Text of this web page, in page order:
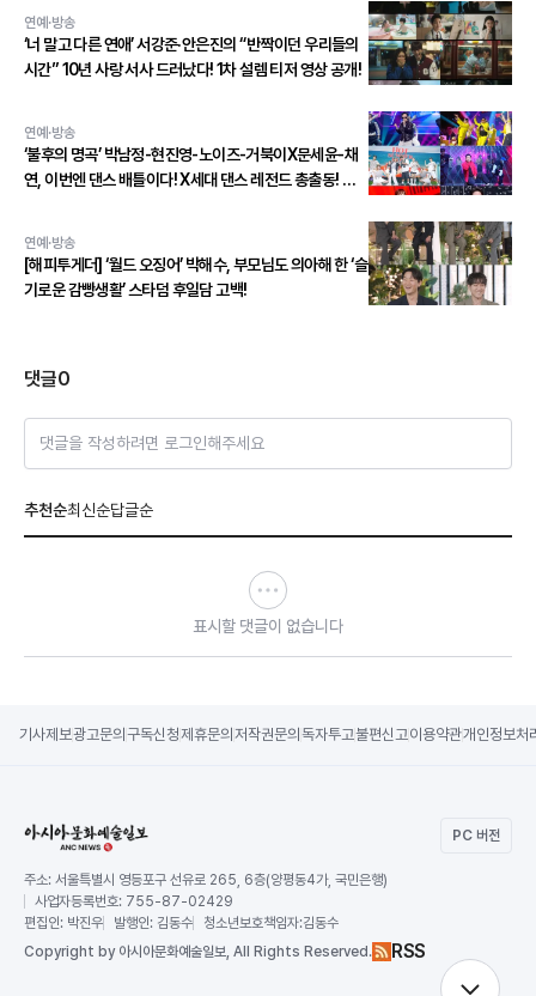
연예·방송
‘너 말고 다른 연애’ 서강준·안은진의 “반짝이던 우리들의
시간” 10년 사랑 서사 드러났다! 1차 설렘 티저 영상 공개!
연예·방송
‘불후의 명곡’ 박남정-현진영-노이즈-거북이X문세윤-채
연, 이번엔 댄스 배틀이다! X세대 댄스 레전드 총출동! 댄
연예·방송
[해피투게더] ‘월드 오징어’ 박해수, 부모님도 의아해 한 ‘슬
기로운 감빵생활’ 스타덤 후일담 고백!
댓글0
댓글을 작성하려면 로그인해주세요
추천순최신순답글순
표시할 댓글이 없습니다
기사제보광고문의 구독신청제휴문의 저작권문의 독자투고불편신고이용약관개인정보처
PC 버전
주소: 서울특별시 영등포구 선유로 265, 6층(양평동4가, 국민은행)
사업자등록번호: 755-87-02429
편집인: 박진우 발행인: 김동수 청소년보호책임자:김동수
Copyright by 아시아문화예술일보, All Rights Reserved. RSS